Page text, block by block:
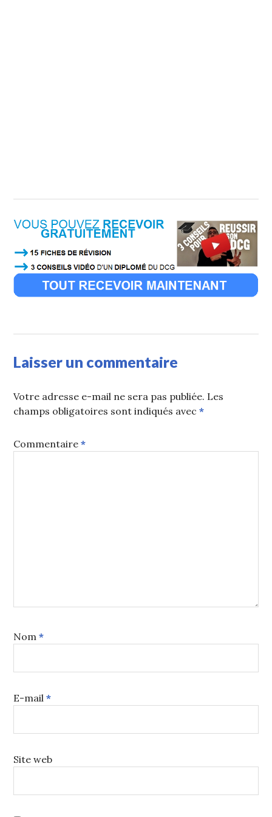
Laisser un commentaire
Votre adresse e-mail ne sera pas publiée. Les
champs obligatoires sont indiqués avec*
Commentaire*
Nom*
E-mail*
Site web